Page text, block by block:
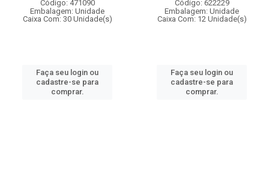
Código: 471090
Embalagem: Unidade
Caixa Com: 30 Unidade(s)
Faça seu login ou
cadastre-se para
comprar.
Código: 622229
Embalagem: Unidade
Caixa Com: 12 Unidade(s)
Faça seu login ou
cadastre-se para
comprar.